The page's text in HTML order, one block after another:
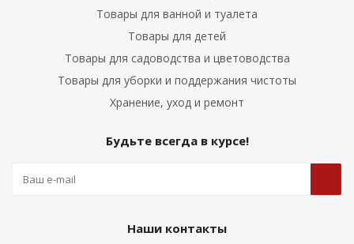
Товары для ванной и туалета
Товары для детей
Товары для садоводства и цветоводства
Товары для уборки и поддержания чистоты
Хранение, уход и ремонт
Будьте всегда в курсе!
Наши контакты